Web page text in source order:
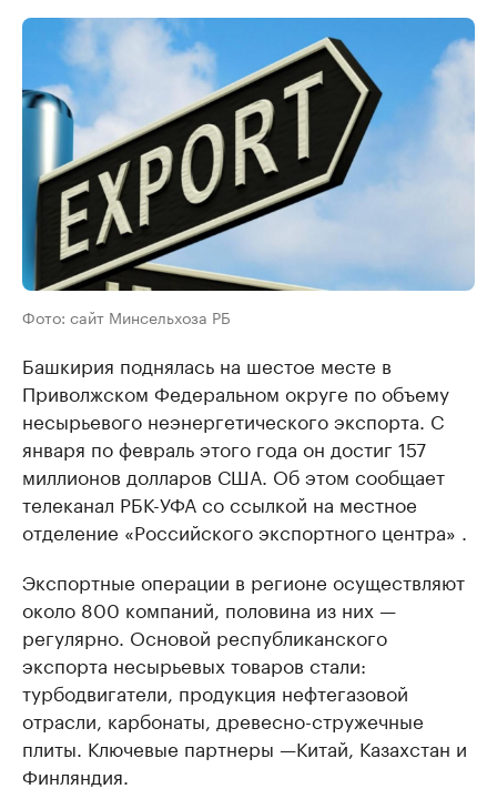
Фото: сайт Минсельхоза РБ
Башкирия поднялась на шестое месте в
Приволжском Федеральном округе по объему
несырьевого неэнергетического экспорта. С
января по февраль этого года он достиг 157
миллионов долларов США. Об этом сообщает
телеканал РБК-УФА со ссылкой на местное
отделение «Российского экспортного центра» .
Экспортные операции в регионе осуществляют
около 800 компаний, половина из них —
регулярно. Основой республиканского
экспорта несырьевых товаров стали:
турбодвигатели, продукция нефтегазовой
отрасли, карбонаты, древесно-стружечные
плиты. Ключевые партнеры —Китай, Казахстан и
Финляндия.